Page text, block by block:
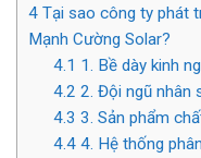
4 Tại sao công ty phát
Mạnh Cường Solar?
4.1 1. Bề dày kinh
4.2 2. Đội ngũ nhân
4.3 3. Sản phẩm
4.44. Hệ thống